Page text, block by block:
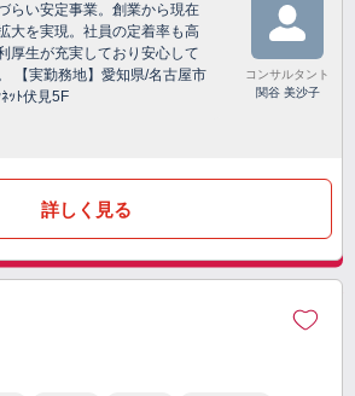
らい安定事業。創業から現在
大を実現。社員の定着率も高
厚生が充実しており安心して
【実勤務地】愛知県/名古屋市
ｯﾄ伏見5F
コンサルタント
関谷 美沙子
詳しく見る